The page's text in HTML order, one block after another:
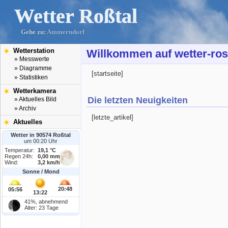
Wetter Roßtal
Gehe zu: Ammerndorf
Wetterstation
» Messwerte
» Diagramme
» Statistiken
Wetterkamera
» Aktuelles Bild
» Archiv
Aktuelles
Wetter in 90574 Roßtal
um 00:20 Uhr
Temperatur:
19,1 °C
Regen 24h:
0,00 mm
Wind:
3,2 km/h
Sonne / Mond
05:56 13:22
20:48
41%, abnehmend
Alter: 23 Tage
Willkommen auf wetter-
[startseite]
Die letzten Neuigkeiten
[letzte_artikel]